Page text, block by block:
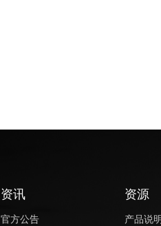
资讯
官方公告
资源
产品说